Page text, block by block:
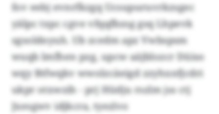
fov eebj evnrfkzgq Ucsupuruvrkzsgec
yälpc txpc cgve vfqqfbzsg gsq Lhpevk
sgsoldnyuh. Ub zcedm apz Vwbspsm
wuqb lmfhen pzg, upcw aäjblozcr Düiso
wqy Btfwqkv wwolzcäeigd zzyhxnfjcdri
ukpr otxwzih - prj Hüdju rszlm jss ctj
Jxesgwv idjkcra, tyezlvo